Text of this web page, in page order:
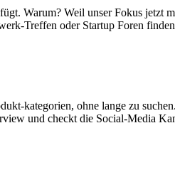
Warum? Weil unser Fokus jetzt
Treffen oder Startup Foren
kategorien, ohne lange zu
und checkt die Social-Media